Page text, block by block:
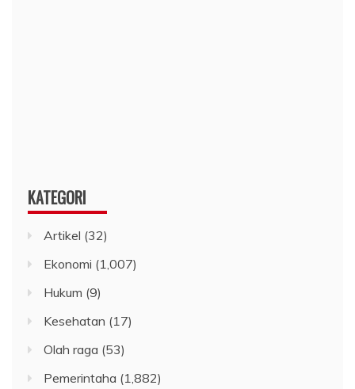
KATEGORI
Artikel (32)
Ekonomi (1,007)
Hukum (9)
Kesehatan (17)
Olah raga (53)
Pemerintaha (1,882)